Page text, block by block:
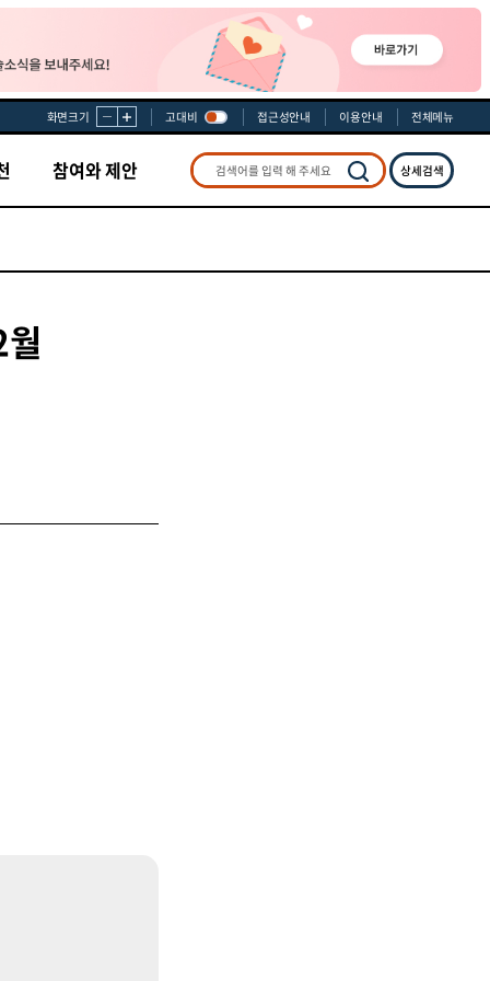
화면크기 고대비 접근성안내 이용안내 전체메뉴
참여와 제안 검색 상세검색